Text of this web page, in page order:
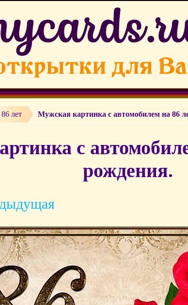
86 лет Мужская картинка с автомобилем на 86
с
рождения.